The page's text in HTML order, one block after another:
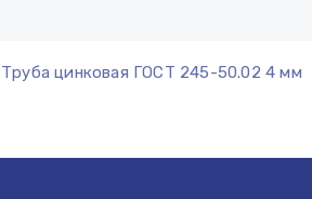
Труба цинковая ГОСТ 245-50.02 4 мм